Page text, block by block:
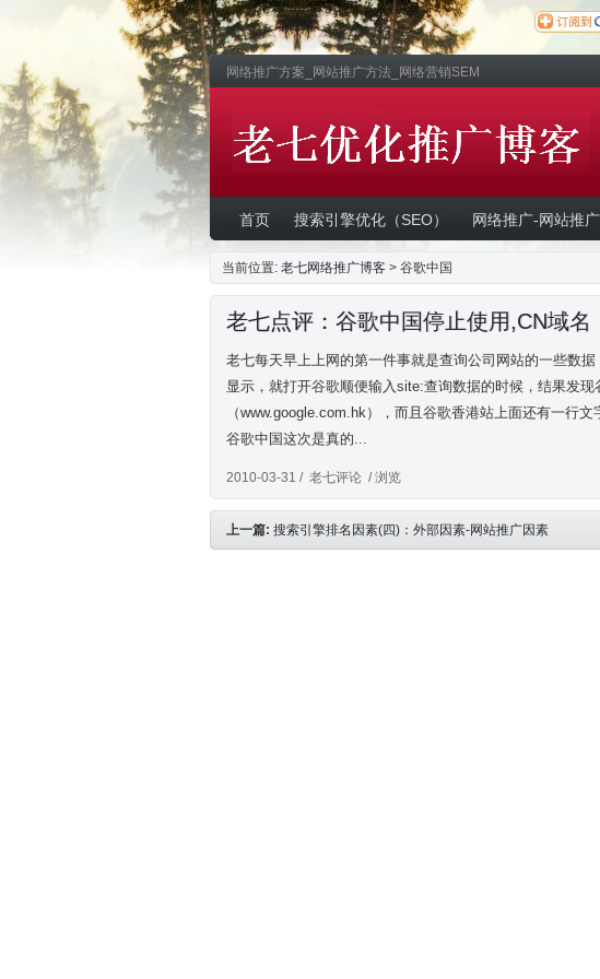
网络推广方案_网站推广方法_网络营销SEM
Warning : Undefined
Warning: Undefined
首页 搜索引擎优化（SEO） 网络推广-网站推广
当前位置: 老七网络推广博客 > 谷歌中国
老七点评：谷歌中国停止使用,CN域
老七每天早上上网的第一件事就是查询公司网站的一些数
显示，就打开谷歌顺便输入site:查询数据的时候，结果发
（www.google.com.hk），而且谷歌香港站上面还有一行
谷歌中国这次是真的...
2010-03-31 / 老七评论 / 浏览
上一篇: 搜索引擎排名因素(四)：外部因素-网站推广因素